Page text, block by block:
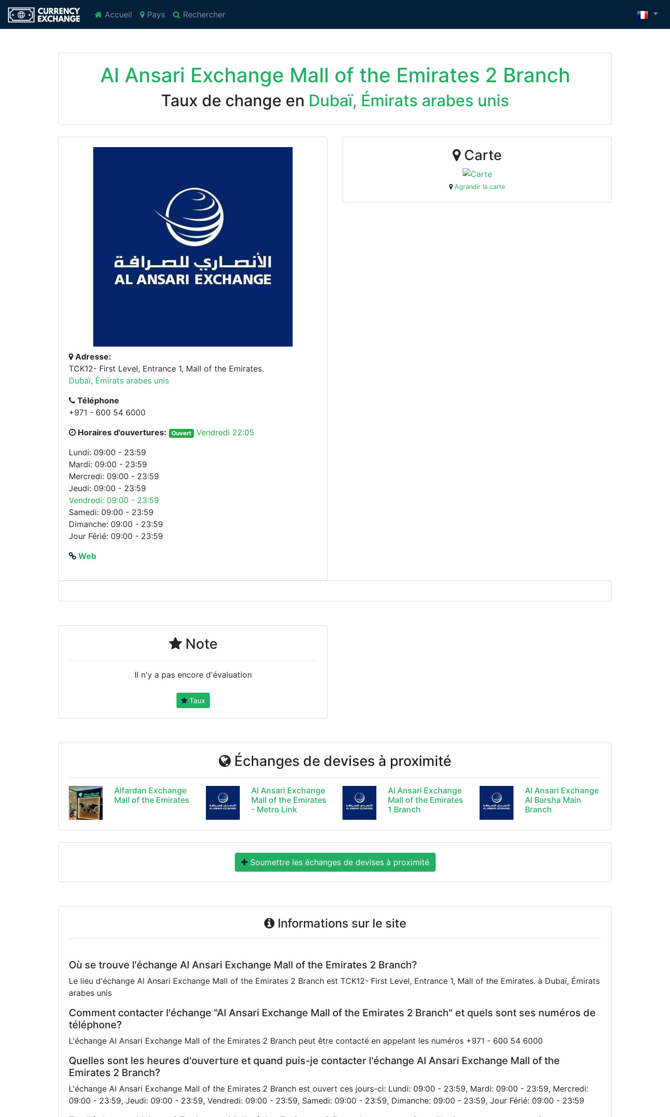
Accueil Pays Rechercher
Al Ansari Exchange Mall of the Emirates 2 Branch
Taux de change en Dubaï, Émirats arabes unis
Adresse:
TCK12- First Level, Entrance 1, Mall of the Emirates.
Dubaï, Émirats arabes unis
Téléphone
+971 - 600 54 6000
Horaires d'ouvertures:
Ouvert
Vendredi 22:05
Lundi: 09:00 - 23:59
Mardi: 09:00 - 23:59
Mercredi: 09:00 - 23:59
Jeudi: 09:00 - 23:59
Vendredi: 09:00 - 23:59
Samedi: 09:00 - 23:59
Dimanche: 09:00 - 23:59
Jour Férié: 09:00 - 23:59
Web
Carte
Agrandir la carte
Note
Il n'y a pas encore d'évaluation
Taux
Échanges de devises à proximité
Alfardan Exchange
Mall of the Emirates
Al Ansari Exchange
Mall of the Emirates
- Metro Link
Al Ansari Exchange
Mall of the Emirates
1 Branch
Al Ansari Exchange
Al Barsha Main
Branch
Soumettre les échanges de devises à proximité
Informations sur le site
Où se trouve l'échange Al Ansari Exchange Mall of the Emirates 2 Branch?
Le lieu d'échange Al Ansari Exchange Mall of the Emirates 2 Branch est TCK12- First Level, Entrance 1, Mall of the Emirates. à Dubaï, Émirats
arabes unis
Comment contacter l'échange "Al Ansari Exchange Mall of the Emirates 2 Branch" et quels sont ses numéros de
téléphone?
L'échange Al Ansari Exchange Mall of the Emirates 2 Branch peut être contacté en appelant les numéros +971 - 600 54 6000
Quelles sont les heures d'ouverture et quand puis-je contacter l'échange Al Ansari Exchange Mall of the
Emirates 2 Branch?
L'échange Al Ansari Exchange Mall of the Emirates 2 Branch est ouvert ces jours-ci: Lundi: 09:00 - 23:59, Mardi: 09:00 - 23:59, Mercredi:
09:00 - 23:59, Jeudi: 09:00 - 23:59, Vendredi: 09:00 - 23:59, Samedi: 09:00 - 23:59, Dimanche: 09:00 - 23:59, Jour Férié: 09:00 - 23:59